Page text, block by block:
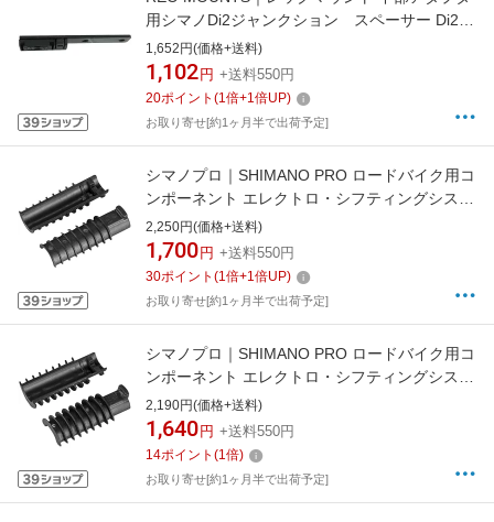
用シマノDi2ジャンクション スペーサー Di2-
EW90-400Spacer[DI2EW90400SPACER]
1,652円(価格+送料)
1,102 円 +送料550円
20ポイント (1倍+1倍UP)
お取り寄せ[約1ヶ月半で出荷予定]
シマノプロ｜SHIMANO PRO ロードバイク用コ
ンポーネント エレクトロ・シフティングシステ
ム Di2用 アクセサリー シマノPRO シートポス
ト用Di2バッテリーホルダー(27.2×28.6m)
R20RAC0094X
2,250円(価格+送料)
1,700 円 +送料550円
30ポイント (1倍+1倍UP)
お取り寄せ[約1ヶ月半で出荷予定]
シマノプロ｜SHIMANO PRO ロードバイク用コ
ンポーネント エレクトロ・シフティングシステ
ム Di2用 アクセサリー シマノPRO シートポス
ト用Di2バッテリーホルダー(30.9×31.6m)
R20RAC0095X
2,190円(価格+送料)
1,640 円 +送料550円
14ポイント (1倍)
お取り寄せ[約1ヶ月半で出荷予定]